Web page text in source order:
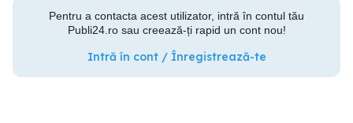
Pentru a contacta acest utilizator, intră în contul tău
Publi24.ro sau creează-ți rapid un cont nou!
Intră în cont / Înregistrează-te